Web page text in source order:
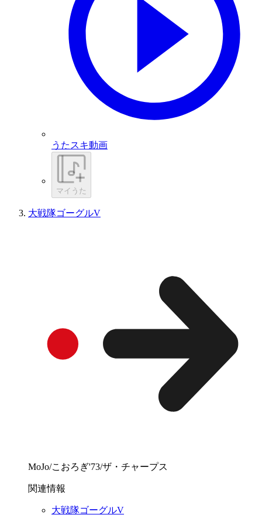
うたスキ動画
マイうた
大戦隊ゴーグルV
MoJo/こおろぎ'73/ザ・チャープス
関連情報
大戦隊ゴーグルV